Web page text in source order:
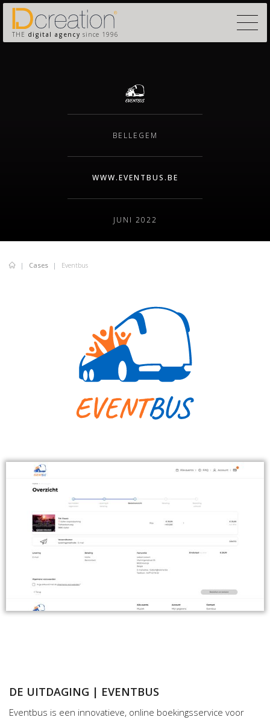
THE digital agency since 1996
BELLEGEM
WWW.EVENTBUS.BE
JUNI 2022
Cases Eventbus
DE UITDAGING | EVENTBUS
Eventbus is een innovatieve, online boekingsservice voor